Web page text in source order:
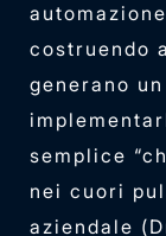
costruendo
generano
semplice
nei cuori
aziendale